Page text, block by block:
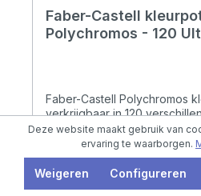
Faber-Castell
Polychromos - 120
Faber-Castell Polychromos
verkrijgbaar in 120
artikel betreft de kleur 120
Deze website maakt gebruik van
ervaring te waarborgen.
Weigeren Configureren